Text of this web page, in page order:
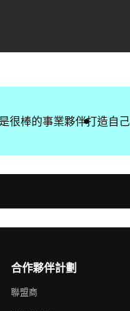
很棒的事業夥伴打造自
合作夥伴計劃
聯盟商